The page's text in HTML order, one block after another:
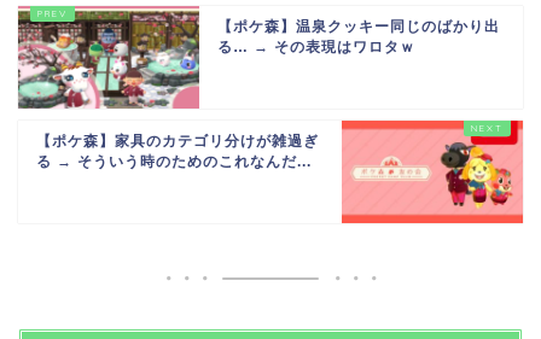
【ポケ森】温泉クッキー同じのばかり出
る… → その表現はワロタｗ
【ポケ森】家具のカテゴリ分けが雑過ぎ
る → そういう時のためのこれなんだ...